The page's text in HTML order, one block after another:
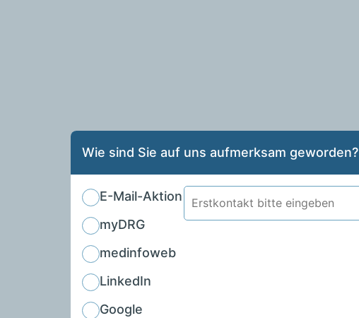
Wie sind Sie auf uns aufmerksam geworden?
E-Mail-Aktion
myDRG
medinfoweb
LinkedIn
Google